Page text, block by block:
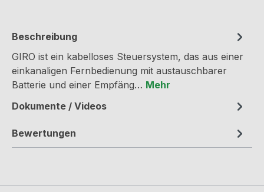
Beschreibung
GIRO ist ein kabelloses Steuersystem, das aus einer
einkanaligen Fernbedienung mit austauschbarer
Batterie und einer Empfäng… Mehr
Dokumente / Videos
Bewertungen